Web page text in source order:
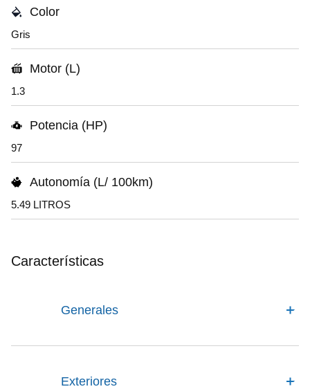
Color
Gris
Motor (L)
1.3
Potencia (HP)
97
Autonomía (L/ 100km)
5.49 LITROS
Características
Generales
Exteriores